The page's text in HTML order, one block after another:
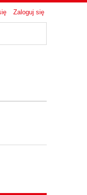
Zaloguj się